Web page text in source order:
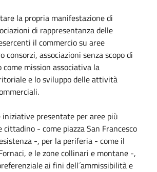
la propria manifestazione di
di rappresentanza delle
il commercio su aree
consorzi, associazioni senza scopo di
come mission associativa la
e lo sviluppo delle attività
iniziative presentate per aree più
- come piazza San Francesco
-, per la periferia - come il
e le zone collinari e montane -,
ai fini dell´ammissibilità e